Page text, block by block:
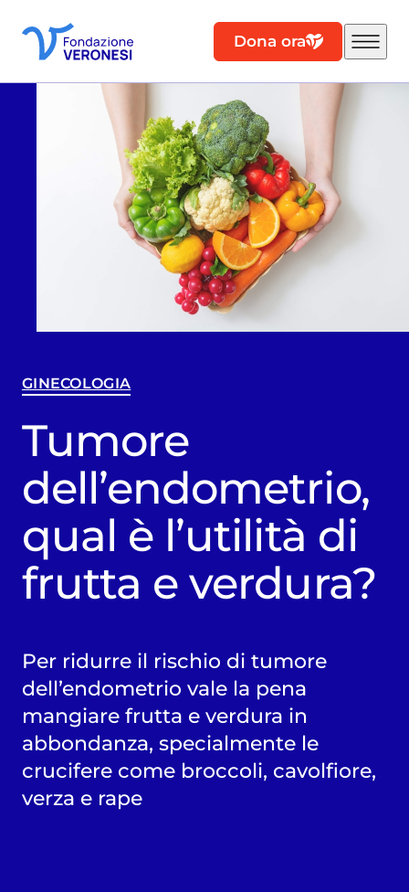
Dona ora
GINECOLOGIA
Tumore
dell’endometrio,
qual è l’utilità di
frutta e verdura?
Per ridurre il rischio di tumore
dell’endometrio vale la pena
mangiare frutta e verdura in
abbondanza, specialmente le
crucifere come broccoli, cavolfiore,
verza e rape